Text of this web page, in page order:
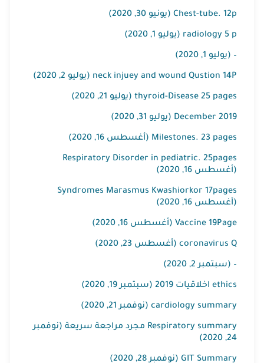
Chest-tube. 12p (يونيو 30, 2020)
radiology 5 p (يوليو 1, 2020)
– (يوليو 1, 2020)
neck injuey and wound Qustion 14P (يوليو 2, 2020)
thyroid-Disease 25 pages (يوليو 21, 2020)
2019 December (يوليو 31, 2020)
Milestones. 23 pages (أغسطس 16, 2020)
Respiratory Disorder in pediatric. 25pages
(أغسطس 16, 2020)
Syndromes Marasmus Kwashiorkor 17pages
(أغسطس 16, 2020)
Vaccine 19Page (أغسطس 16, 2020)
coronavirus Q (أغسطس 23, 2020)
– (سبتمبر 2, 2020)
ethics اخلاقيات 2019 (سبتمبر 19, 2020)
cardiology summary (نوفمبر 21, 2020)
Respiratory summary مجرد مراجعة سريعة (نوفمبر
24, 2020)
GIT Summary (نوفمبر 28, 2020)